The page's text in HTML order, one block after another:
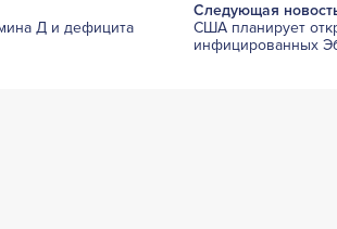
Д и дефицита
Следующая
США планирует
инфицированных